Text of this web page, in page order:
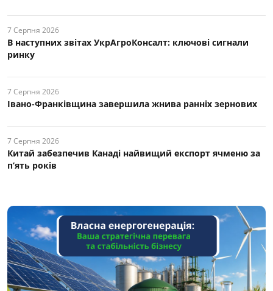
7 Серпня 2026
В наступних звітах УкрАгроКонсалт: ключові cигнали
ринку
7 Серпня 2026
Івано-Франківщина завершила жнива ранніх зернових
7 Серпня 2026
Китай забезпечив Канаді найвищий експорт ячменю за
п’ять років